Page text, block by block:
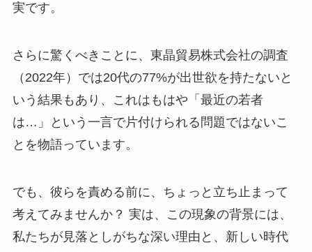
実です。
さらに驚くべきことに、東晶貿易株式会社の調査
（2022年）では20代の77%が出世欲を持たないと
いう結果もあり、これはもはや「最近の若者
は…」という一言で片付けられる問題ではないこ
とを物語っています。
でも、彼らを責める前に、ちょっと立ち止まって
考えてみませんか？ 実は、この現象の背景には、
私たちが見落としがちな深い理由と、新しい時代